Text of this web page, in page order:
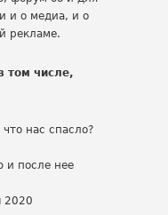
и о медиа, и о
рекламе.
том числе,
нас спасло?
и после нее
2020